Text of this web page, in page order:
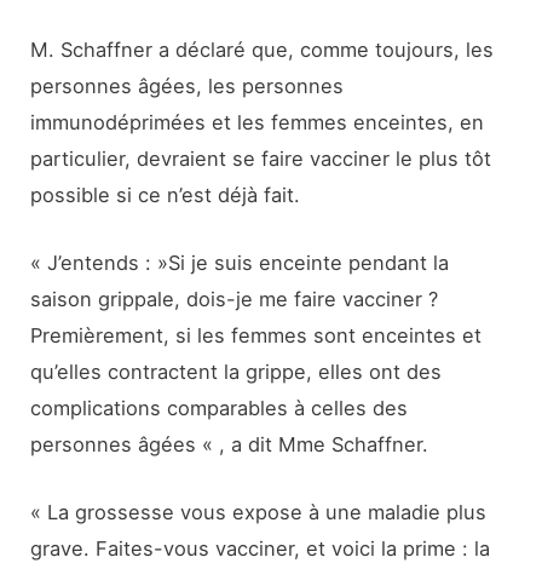
M. Schaffner a déclaré que, comme toujours, les
personnes âgées, les personnes
immunodéprimées et les femmes enceintes, en
particulier, devraient se faire vacciner le plus tôt
possible si ce n’est déjà fait.
« J’entends : »Si je suis enceinte pendant la
saison grippale, dois-je me faire vacciner ?
Premièrement, si les femmes sont enceintes et
qu’elles contractent la grippe, elles ont des
complications comparables à celles des
personnes âgées « , a dit Mme Schaffner.
« La grossesse vous expose à une maladie plus
grave. Faites-vous vacciner, et voici la prime : la